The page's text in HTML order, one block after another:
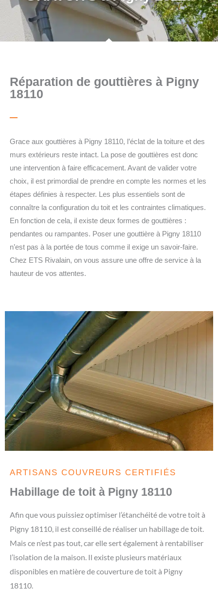
Réparation de gouttières à Pigny
18110
Grace aux gouttières à Pigny 18110, l’éclat de la toiture et des
murs extérieurs reste intact. La pose de gouttières est donc
une intervention à faire efficacement. Avant de valider votre
choix, il est primordial de prendre en compte les normes et les
étapes définies à respecter. Les plus essentiels sont de
connaître la configuration du toit et les contraintes climatiques.
En fonction de cela, il existe deux formes de gouttières :
pendantes ou rampantes. Poser une gouttière à Pigny 18110
n’est pas à la portée de tous comme il exige un savoir-faire.
Chez ETS Rivalain, on vous assure une offre de service à la
hauteur de vos attentes.
ARTISANS COUVREURS CERTIFIÉS
Habillage de toit à Pigny 18110
Afin que vous puissiez optimiser l’étanchéité de votre toit à
Pigny 18110, il est conseillé de réaliser un habillage de toit.
Mais ce n’est pas tout, car elle sert également à rentabiliser
l’isolation de la maison. Il existe plusieurs matériaux
disponibles en matière de couverture de toit à Pigny
18110.